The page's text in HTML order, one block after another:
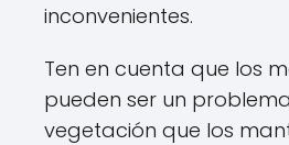
inconvenientes.
Ten en cuenta que los
pueden ser un
vegetación que los